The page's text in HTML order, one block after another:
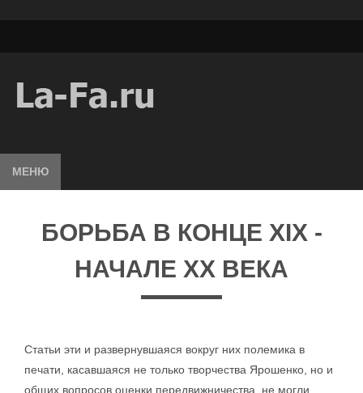
МЕНЮ
БОРЬБА В КОНЦЕ XIX -
НАЧАЛЕ XX ВЕКА
Статьи эти и развернувшаяся вокруг них полемика в
печати, касавшаяся не только творчества Ярошенко, но и
общих вопросов оценки передвижничества, не могли